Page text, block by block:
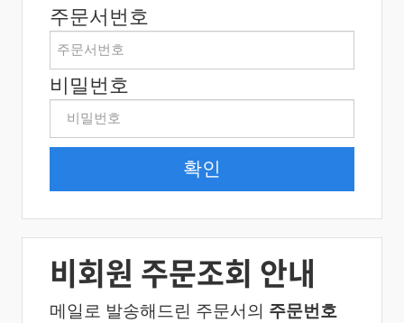
주문서번호
비밀번호
비회원 주문조회 안내
메일로 발송해드린 주문서의 주문번호